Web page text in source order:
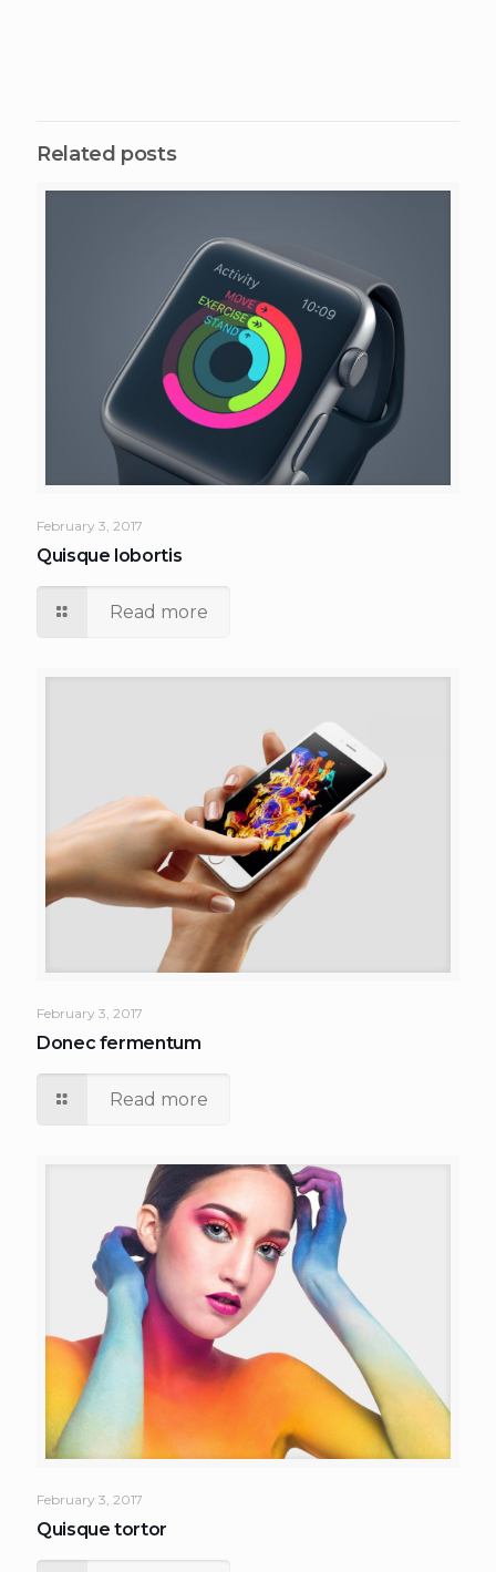
Related posts
February 3, 2017
Quisque lobortis
Read more
February 3, 2017
Donec fermentum
Read more
February 3, 2017
Quisque tortor